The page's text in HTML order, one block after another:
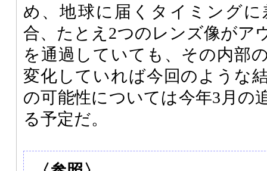
め、地球に届くタイミング
合、たとえ2つのレンズ像がア
を通過していても、その内部
変化していれば今回のような
の可能性については今年3月の
る予定だ。